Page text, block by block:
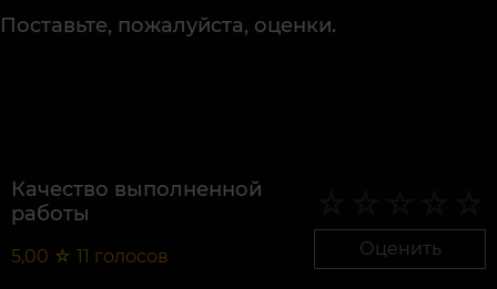
Поставьте, пожалуйста, оценки.
Качество выполненной
работы
5,00 ☆ 11 голосов Оценить